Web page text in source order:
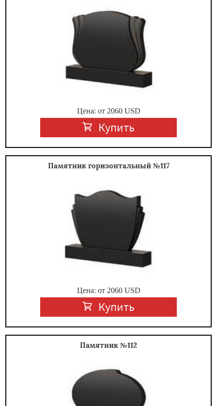
Цена: от 2060USD
Купить
Памятник горизонтальный №117
Цена: от 2060USD
Купить
Памятник №112